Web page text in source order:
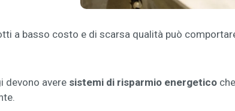
a basso costo e di scarsa qualità può
devono avere sistemi di risparmio energetico